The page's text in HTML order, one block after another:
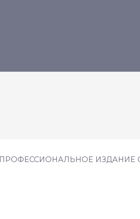
ПРОФЕССИОНАЛЬНОЕ ИЗДАНИЕ